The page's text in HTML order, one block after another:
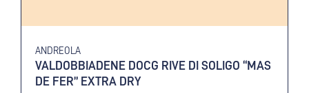
ANDREOLA
VALDOBBIADENE DOCG RIVE DI SOLIGO “MAS
DE FER” EXTRA DRY